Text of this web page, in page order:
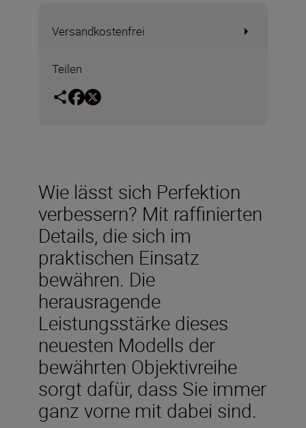
Versandkostenfrei
Teilen
Wie lässt sich Perfektion
verbessern? Mit raffinierten
Details, die sich im
praktischen Einsatz
bewähren. Die
herausragende
Leistungsstärke dieses
neuesten Modells der
bewährten Objektivreihe
sorgt dafür, dass Sie immer
ganz vorne mit dabei sind.